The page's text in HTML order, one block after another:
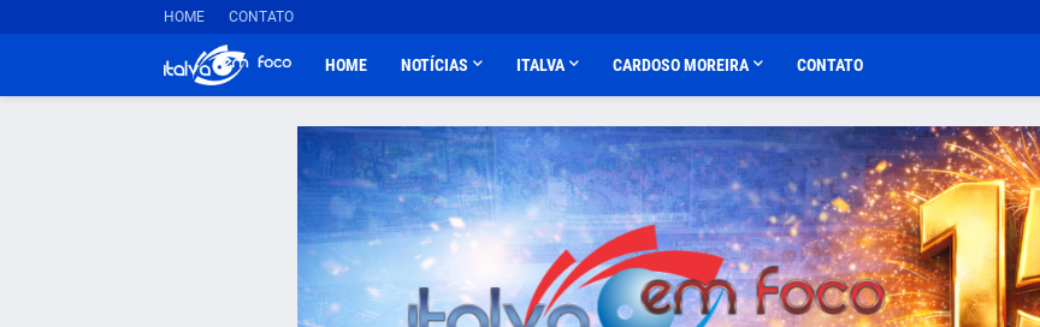
HOME CONTATO
HOME NOTÍCIAS ITALVA CARDOSO MOREIRA CONTATO